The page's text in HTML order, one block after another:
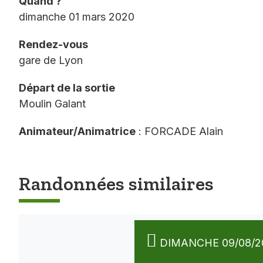
dimanche 01 mars 2020
Rendez-vous
gare de Lyon
Départ de la sortie
Moulin Galant
Animateur/Animatrice : FORCADE Alain
Randonnées similaires
DIMANCHE 09/08/